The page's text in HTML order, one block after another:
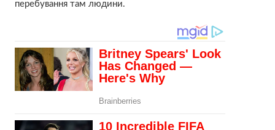
перебування там людини.